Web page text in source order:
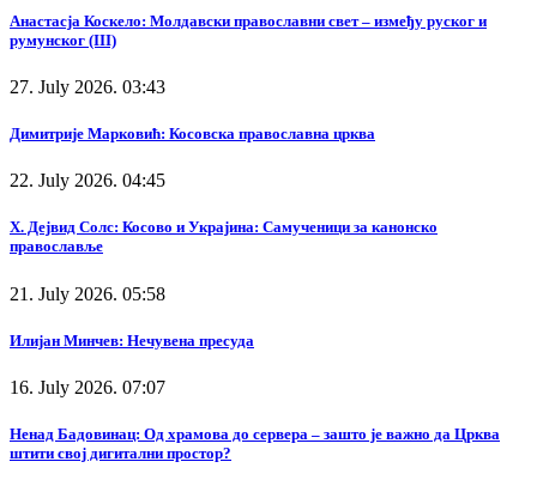
Анастасја Коскело: Молдавски православни свет – између руског и
румунског (III)
27. July 2026. 03:43
Димитрије Марковић: Косовска православна црква
22. July 2026. 04:45
Х. Дејвид Солс: Косово и Украјина: Самученици за канонско
православље
21. July 2026. 05:58
Илијан Минчев: Нечувена пресуда
16. July 2026. 07:07
Ненад Бадовинац: Од храмова до сервера – зашто је важно да Црква
штити свој дигитални простор?